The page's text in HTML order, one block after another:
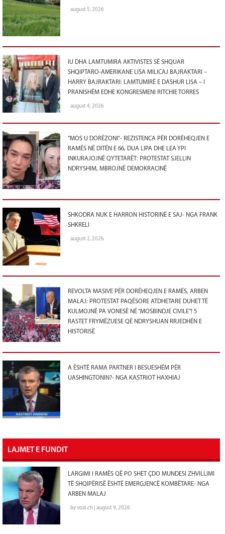
august 5, 2026
IU DHA LAMTUMIRA AKTIVISTES SË SHQUAR
SHQIPTARO-AMERIKANE LISA MILICAJ BAJRAKTARI –
HARRY BAJRAKTARI: LAMTUMIRË E DASHUR LISA – I
PRANISHËM EDHE KONGRESMENI RITCHIE TORRES
august 4, 2026
“MOS U DORËZONI”- REZISTENCA PËR DORËHEQJEN E
RAMËS NË DITËN E 66, DUA LIPA DHE LEA YPI
INKURAJOJNË QYTETARËT: PROTESTAT SJELLIN
NDRYSHIM, MBROJNË DEMOKRACINË
SHKODRA NUK E HARRON HISTORINË E SAJ- NGA FRANK
SHKRELI
august 2, 2026
REVOLTA MASIVE PËR DORËHEQJEN E RAMËS, ARBEN
MALAJ: PROTESTAT PAQËSORE ATDHETARE DUHET TË
KULMOJNË PA VONESË NË “MOSBINDJE CIVILE”! 5
RASTET FRYMËZUESE QË NDRYSHUAN RRJEDHËN E
HISTORISË
A ËSHTË RAMA PARTNER I BESUESHËM PËR
UASHINGTONIN?- NGA KASTRIOT HAXHIAJ
LAJMET E FUNDIT
LARGIMI I RAMËS QË PO SHET ÇDO MUNDESI ZHVILLIMI
TË SHQIPËRISË ËSHTË EMERGJENCË KOMBËTARE- NGA
ARBEN MALAJ
by voal.ch | august 9, 2026